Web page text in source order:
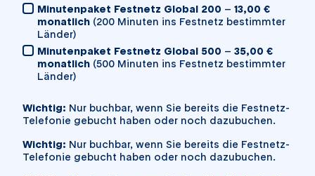
Minutenpaket Festnetz Global 200 – 13,00 €
monatlich(200 Minuten ins Festnetz bestimmter
Länder)
Minutenpaket Festnetz Global 500 – 35,00 €
monatlich(500 Minuten ins Festnetz bestimmter
Länder)
Wichtig: Nur buchbar, wenn Sie bereits die Festnetz-
Telefonie gebucht haben oder noch dazubuchen.
Wichtig: Nur buchbar, wenn Sie bereits die Festnetz-
Telefonie gebucht haben oder noch dazubuchen.